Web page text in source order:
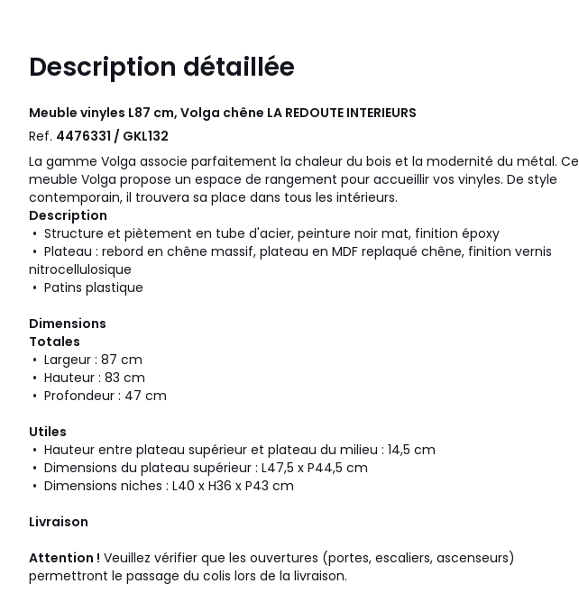
Description détaillée
Meuble vinyles L87 cm, Volga chêne LA REDOUTE INTERIEURS
Ref. 4476331 / GKL132
La gamme Volga associe parfaitement la chaleur du bois et la modernité du métal. Ce
meuble Volga propose un espace de rangement pour accueillir vos vinyles. De style
contemporain, il trouvera sa place dans tous les intérieurs.
Description
• Structure et piètement en tube d'acier, peinture noir mat, finition époxy
• Plateau : rebord en chêne massif, plateau en MDF replaqué chêne, finition vernis
nitrocellulosique
• Patins plastique
Dimensions
Totales
• Largeur : 87 cm
• Hauteur : 83 cm
• Profondeur : 47 cm
Utiles
• Hauteur entre plateau supérieur et plateau du milieu : 14,5 cm
• Dimensions du plateau supérieur : L47,5 x P44,5 cm
• Dimensions niches : L40 x H36 x P43 cm
Livraison
Attention ! Veuillez vérifier que les ouvertures (portes, escaliers, ascenseurs)
permettront le passage du colis lors de la livraison.